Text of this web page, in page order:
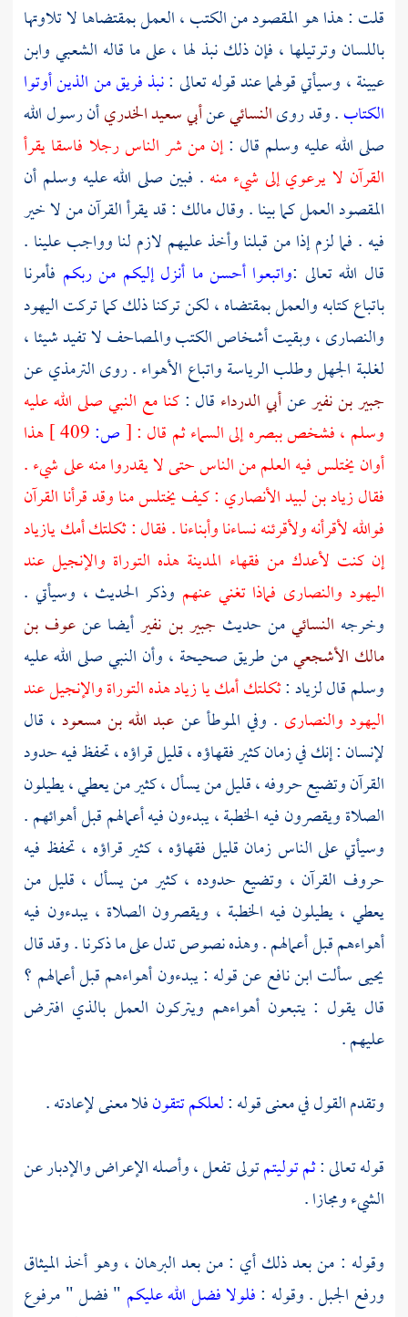
قلت : هذا هو المقصود من الكتب ، العمل بمقتضاها لا تلاوتها
باللسان وترتيلها ، فإن ذلك نبذ لها ، على ما قاله الشعبيوابن
عيينة، وسيأتي قولهما عند قوله تعالى :نبذ فريق من الذين أوتوا
الكتاب. وقد روىالنسائيعنأبي سعيد الخدريأن رسول الله
صلى الله عليه وسلم قال :إن من شر الناس رجلا فاسقا يقرأ
القرآن لا يرعوي إلى شيء منه . فبين صلى الله عليه وسلم أن
المقصود العمل كما بينا . وقالمالك : قد يقرأ القرآن من لا خير
فيه . فما لزم إذا من قبلنا وأخذ عليهم لازم لنا وواجب علينا .
قال الله تعالى :واتبعوا أحسن ما أنزل إليكم من ربكم فأمرنا
باتباع كتابه والعمل بمقتضاه ، لكن تركنا ذلك كما تركتاليهود
والنصارى، وبقيت أشخاص الكتب والمصاحف لا تفيد شيئا ،
لغلبة الجهل وطلب الرياسة واتباع الأهواء . روىالترمذيعن
جبير بن نفيرعنأبي الدرداء قال :كنا مع النبي صلى الله عليه
وسلم ، فشخص ببصره إلى السماء ثم قال :[ص:
هذا
أوان يختلس فيه العلم من الناس حتى لا يقدروا منه على شيء .
فقالزياد بن لبيد الأنصاري : كيف يختلس منا وقد قرأنا القرآن
فوالله لأقرأنه ولأقرئنه نساءنا وأبناءنا . فقال : ثكلتك أمك يازياد
إن كنت لأعدك من فقهاء المدينة هذه التوراة والإنجيل عند
اليهود والنصارى فماذا تغني عنهم وذكر الحديث ، وسيأتي .
وخرجه النسائيمن حديث جبير بن نفيرأيضا عنعوف بن
مالك الأشجعيمن طريق صحيحة ، وأن النبي صلى الله عليه
وسلم قاللزياد:ثكلتك أمك يازيادهذه التوراة والإنجيل عند
اليهود والنصارى . وفي الموطأ عن عبد الله بن مسعود ، قال
لإنسان : إنك في زمان كثير فقهاؤه ، قليل قراؤه ، تحفظ فيه حدود
القرآن وتضيع حروفه ، قليل من يسأل ، كثير من يعطي ، يطيلون
الصلاة ويقصرون فيه الخطبة ، يبدءون فيه أعمالهم قبل أهوائهم .
وسيأتي على الناس زمان قليل فقهاؤه ، كثير قراؤه ، تحفظ فيه
حروف القرآن ، وتضيع حدوده ، كثير من يسأل ، قليل من
يعطي ، يطيلون فيه الخطبة ، ويقصرون الصلاة ، يبدءون فيه
أهواءهم قبل أعمالهم . وهذه نصوص تدل على ما ذكرنا . وقد قال
يحيىسألتابن نافععن قوله : يبدءون أهواءهم قبل أعمالهم ؟
قال يقول : يتبعون أهواءهم ويتركون العمل بالذي افترض
عليهم .
وتقدم القول في معنى قوله :لعلكم تتقونفلا معنى لإعادته .
قوله تعالى :ثم توليتمتولى تفعل ، وأصله الإعراض والإدبار عن
الشيء ومجازا .
وقوله : من بعد ذلك أي : من بعد البرهان ، وهو أخذ الميثاق
ورفع الجبل . وقوله :فلولا فضل الله عليكم " فضل " مرفوع